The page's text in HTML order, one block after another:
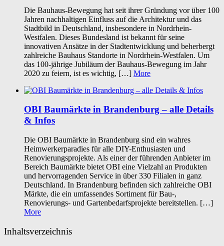
Die Bauhaus-Bewegung hat seit ihrer Gründung vor über 100
Jahren nachhaltigen Einfluss auf die Architektur und das
Stadtbild in Deutschland, insbesondere in Nordrhein-
Westfalen. Dieses Bundesland ist bekannt für seine
innovativen Ansätze in der Stadtentwicklung und beherbergt
zahlreiche Bauhaus Standorte in Nordrhein-Westfalen. Um
das 100-jährige Jubiläum der Bauhaus-Bewegung im Jahr
2020 zu feiern, ist es wichtig, […] More
OBI Baumärkte in Brandenburg – alle Details
& Infos
Die OBI Baumärkte in Brandenburg sind ein wahres
Heimwerkerparadies für alle DIY-Enthusiasten und
Renovierungsprojekte. Als einer der führenden Anbieter im
Bereich Baumärkte bietet OBI eine Vielzahl an Produkten
und hervorragenden Service in über 330 Filialen in ganz
Deutschland. In Brandenburg befinden sich zahlreiche OBI
Märkte, die ein umfassendes Sortiment für Bau-,
Renovierungs- und Gartenbedarfsprojekte bereitstellen. […]
More
Inhaltsverzeichnis